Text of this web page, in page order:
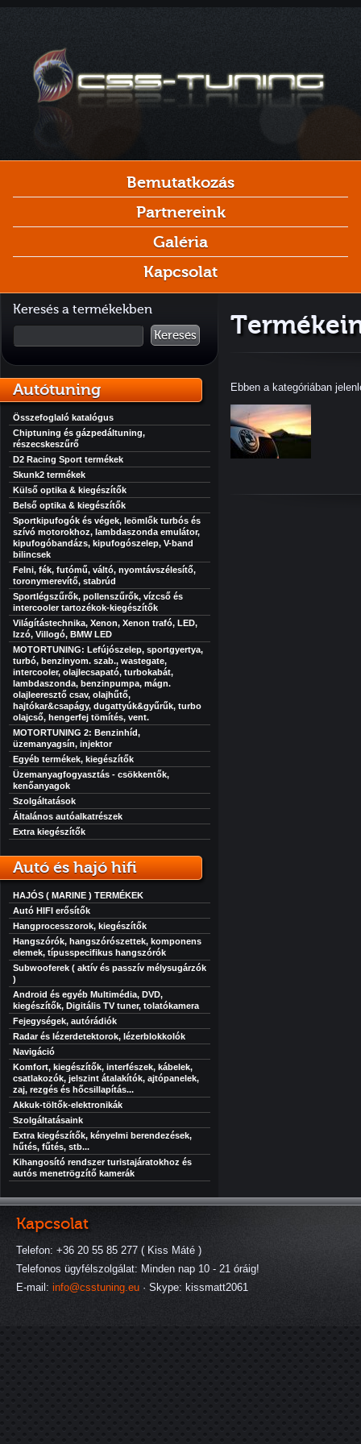
Bemutatkozás
Partnereink
Galéria
Kapcsolat
Keresés a termékekben
Keresés
Autótuning
Összefoglaló katalógus
Chiptuning és gázpedáltuning,
részecskeszűrő
D2 Racing Sport termékek
Skunk2 termékek
Külső optika & kiegészítők
Belső optika & kiegészítők
Sportkipufogók és végek, leömlők turbós és
szívó motorokhoz, lambdaszonda emulátor,
kipufogóbandázs, kipufogószelep, V-band
bilincsek
Felni, fék, futómű, váltó, nyomtávszélesítő,
toronymerevítő, stabrúd
Sportlégszűrők, pollenszűrők, vízcső és
intercooler tartozékok-kiegészítők
Világítástechnika, Xenon, Xenon trafó, LED,
Izzó, Villogó, BMW LED
MOTORTUNING: Lefújószelep, sportgyertya,
turbó, benzinyom. szab., wastegate,
intercooler, olajlecsapató, turbokabát,
lambdaszonda, benzinpumpa, mágn.
olajleeresztő csav, olajhűtő,
hajtókar&csapágy, dugattyúk&gyűrűk, turbo
olajcső, hengerfej tömítés, vent.
MOTORTUNING 2: Benzinhíd,
üzemanyagsín, injektor
Egyéb termékek, kiegészítők
Üzemanyagfogyasztás - csökkentők,
kenőanyagok
Szolgáltatások
Általános autóalkatrészek
Extra kiegészítők
Autó és hajó hifi
HAJÓS ( MARINE ) TERMÉKEK
Autó HIFI erősítők
Hangprocesszorok, kiegészítők
Hangszórók, hangszórószettek, komponens
elemek, típusspecifikus hangszórók
Subwooferek ( aktív és passzív mélysugárzók
)
Android és egyéb Multimédia, DVD,
kiegészítők, Digitális TV tuner, tolatókamera
Fejegységek, autórádiók
Radar és lézerdetektorok, lézerblokkolók
Navigáció
Komfort, kiegészítők, interfészek, kábelek,
csatlakozók, jelszint átalakítók, ajtópanelek,
zaj, rezgés és hőcsillapítás...
Akkuk-töltők-elektronikák
Szolgáltatásaink
Extra kiegészítők, kényelmi berendezések,
hűtés, fűtés, stb...
Kihangosító rendszer turistajáratokhoz és
autós menetrögzítő kamerák
Ebben a kategóriában
Kapcsolat
Telefon: +36 20 55 85 277 ( Kiss Máté )
Telefonos ügyfélszolgálat: Minden nap 10 - 21 óráig!
E-mail: info@csstuning.eu · Skype: kissmatt2061